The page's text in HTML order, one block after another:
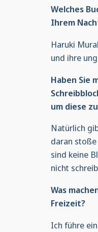
Welches
Ihrem
Haruki
und ihre
Haben Sie
um diese
Natürlich
daran
sind keine
nicht
Was
Freizeit?
Ich führe